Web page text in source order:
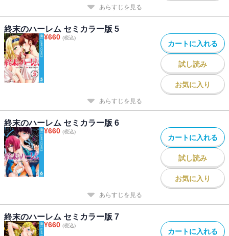
あらすじを見る
終末のハーレム セミカラー版 5
¥660 (税込)
カートに入れる
試し読み
お気に入り
あらすじを見る
終末のハーレム セミカラー版 6
¥660 (税込)
カートに入れる
試し読み
お気に入り
あらすじを見る
終末のハーレム セミカラー版 7
¥660 (税込)
カートに入れる